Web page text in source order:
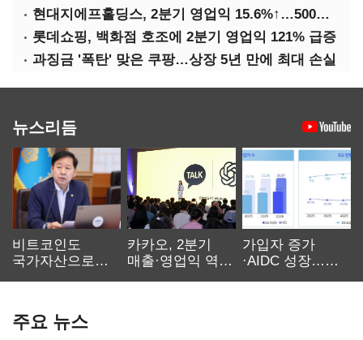
현대지에프홀딩스, 2분기 영업익 15.6%↑…500억 규모 자사주 매입
롯데쇼핑, 백화점 호조에 2분기 영업익 121% 급증
과징금 '폭탄' 맞은 쿠팡…상장 5년 만에 최대 손실
뉴스리듬
비트코인도
국가자산으로…'
카카오, 2분기
매출·영업익 역대
가입자 증가
·AIDC 성장…
주요 뉴스